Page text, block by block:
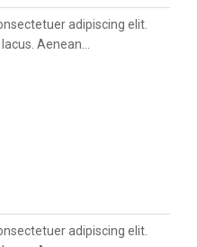
adipiscing elit.
Aenean...
adipiscing elit.